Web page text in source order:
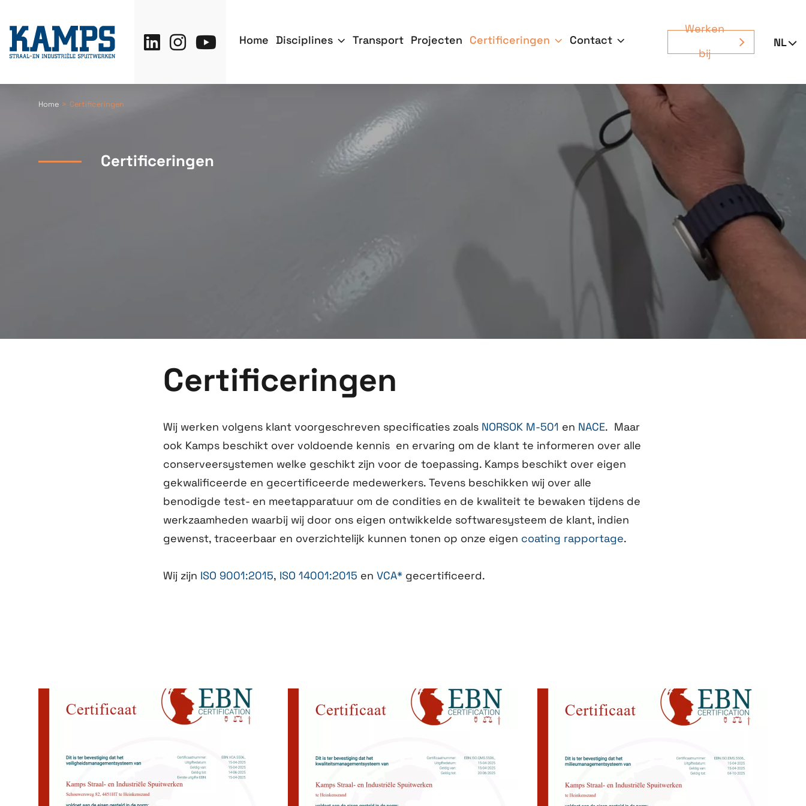
Home Disciplines Transport Projecten Certificeringen Contact
Werken
bij
Certificeringen
Home Certificeringen
Certificeringen
Wij werken volgens klant voorgeschreven specificaties zoals NORSOK M-501 en NACE. Maar
ook Kamps beschikt over voldoende kennis en ervaring om de klant te informeren over alle
conserveersystemen welke geschikt zijn voor de toepassing. Kamps beschikt over eigen
gekwalificeerde en gecertificeerde medewerkers. Tevens beschikken wij over alle
benodigde test- en meetapparatuur om de condities en de kwaliteit te bewaken tijdens de
werkzaamheden waarbij wij door ons eigen ontwikkelde softwaresysteem de klant, indien
gewenst, traceerbaar en overzichtelijk kunnen tonen op onze eigen coating rapportage.
Wij zijn ISO 9001:2015, ISO 14001:2015 en VCA* gecertificeerd.